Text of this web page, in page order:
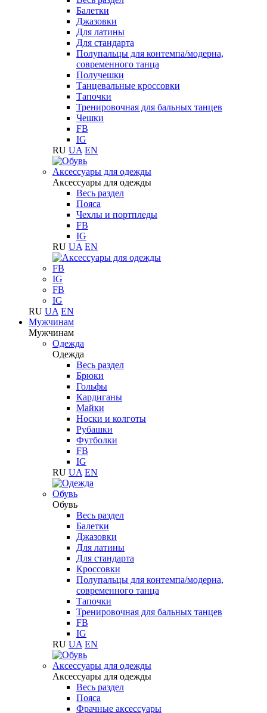
Балетки
Джазовки
Для латины
Для стандарта
Полупальцы для контемпа/модерна,
современного танца
Получешки
Танцевальные кроссовки
Тапочки
Тренировочная для бальных танцев
Чешки
FB
IG
RU UA EN
Aксессуары для одежды
Aксессуары для одежды
Весь раздел
Пояса
Чехлы и портпледы
FB
IG
RU UA EN
FB
IG
FB
IG
RU UA EN
Мужчинам
Мужчинам
Одежда
Одежда
Весь раздел
Брюки
Гольфы
Кардиганы
Майки
Носки и колготы
Рубашки
Футболки
FB
IG
RU UA EN
Обувь
Обувь
Весь раздел
Балетки
Джазовки
Для латины
Для стандарта
Кроссовки
Полупальцы для контемпа/модерна,
современного танца
Тапочки
Тренировочная для бальных танцев
FB
IG
RU UA EN
Аксессуары для одежды
Аксессуары для одежды
Весь раздел
Пояса
Фрачные аксессуары